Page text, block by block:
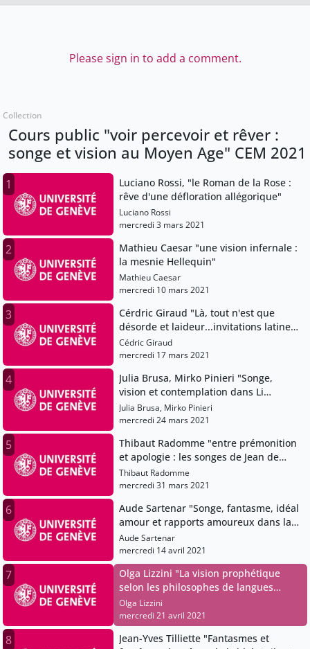
Please sign in to add a comment.
Collection
Cours public "voir percevoir et rêver :
songe et vision au Moyen Age" CEM 2021
1
Luciano Rossi, "le Roman de la Rose :
rêve d'une défloration allégorique"
Luciano Rossi
mercredi 3 mars 2021
2
Mathieu Caesar "une vision infernale :
la mesnie Hellequin"
Mathieu Caesar
mercredi 10 mars 2021
3
Cérdric Giraud "Là, tout n'est que
désorde et laideur...invitations latines
au voyage dans l'au-delà"
Cédric Giraud
mercredi 17 mars 2021
4
Julia Brusa, Mirko Pinieri "Songe,
vision et contemplation dans Li
mireoirs as dames de Watriquet de
Couvin et la Minneburg (anonyme)"
Julia Brusa, Mirko Pinieri
mercredi 24 mars 2021
5
Thibaut Radomme "entre prémonition
et apologie : les songes de Jean de
Joinville dans la Vie de Saint Louis"
Thibaut Radomme
mercredi 31 mars 2021
6
Aude Sartenar "Songe, fantasme, idéal
amour et rapports amoureux dans la
lyrique occitane"
Aude Sartenar
mercredi 14 avril 2021
7
Olga Lizzini "La vision prophétique
selon les philosophes de langues
arabes: quelques exemples"
Olga Lizzini
mercredi 21 avril 2021
8
Jean-Yves Tilliette "Fantasmes et